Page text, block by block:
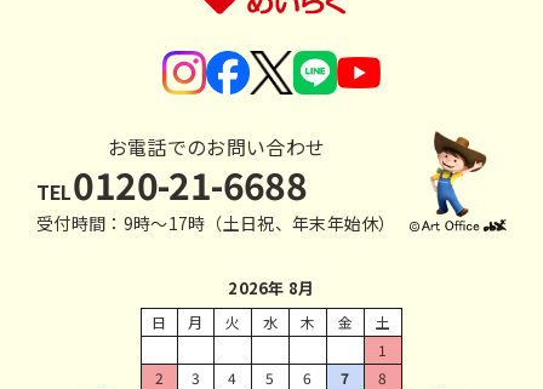
お電話でのお問い合わせ
TEL0120-21-6688
受付時間：9時〜17時（土日祝、年末年始休）
2026年 8月
日 月 火 水 木 金
土
1
2
3 4 5 6 7
8